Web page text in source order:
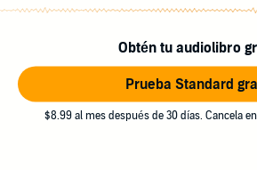
Obtén tu audiolibro
Prueba Standard
$8.99 al mes después de 30 días. Cancela